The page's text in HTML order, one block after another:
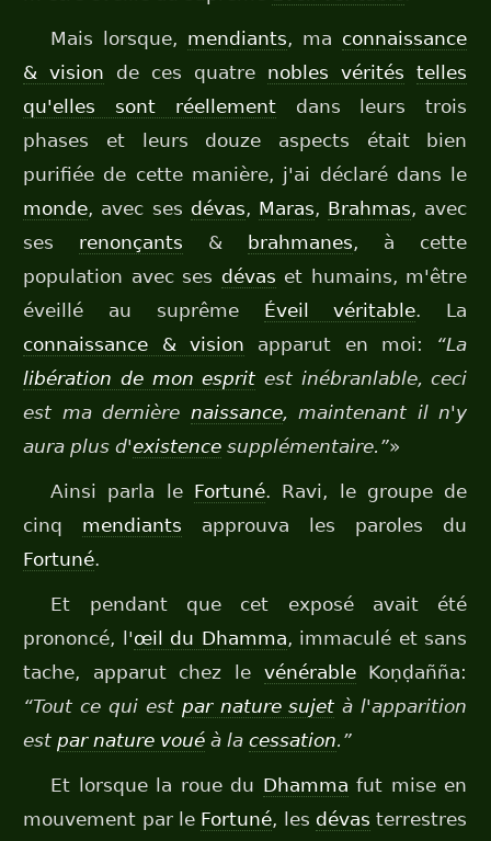
Mais lorsque, mendiants, ma connaissance
& vision de ces quatre nobles vérités
telles
qu'elles sont réellementdans leurs trois
phases et leurs douze aspects était bien
purifiée de cette manière, j'ai déclaré dans le
monde, avec ses dévas, Maras, Brahmas, avec
ses renonçants & brahmanes, à cette
population avec ses dévas et humains, m'être
éveillé au suprême Éveil véritable. La
connaissance & vision apparut en moi: “La
libération de mon esprit est inébranlable, ceci
est ma dernière naissance, maintenant il n'y
aura plus d'existence supplémentaire.”»
Ainsi parla le Fortuné. Ravi, le groupe de
cinq mendiants approuva les paroles du
Fortuné.
Et pendant que cet exposé avait été
prononcé, l'œil du Dhamma, immaculé et sans
tache, apparut chez le vénérableKoṇḍañña:
“Tout ce qui est par nature sujet à l'apparition
estpar nature voué à lacessation.”
Et lorsque la roue du Dhamma fut mise en
mouvement par le Fortuné, les dévas terrestres